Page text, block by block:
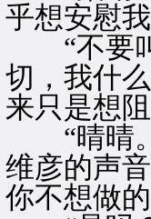
乎想安慰我
“不要叫
切，我什
来只是想
“晴晴。
维彦的声
你不想做